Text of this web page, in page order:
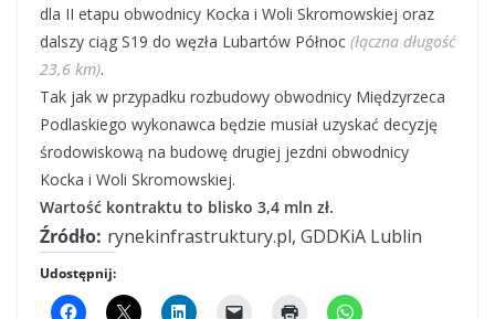
dla II etapu obwodnicy Kocka i Woli Skromowskiej oraz
dalszy ciąg S19 do węzła Lubartów Północ (łączna długość
23,6 km).
Tak jak w przypadku rozbudowy obwodnicy Międzyrzeca
Podlaskiego wykonawca będzie musiał uzyskać decyzję
środowiskową na budowę drugiej jezdni obwodnicy
Kocka i Woli Skromowskiej.
Wartość kontraktu to blisko 3,4 mln zł.
Źródło: rynekinfrastruktury.pl, GDDKiA Lublin
Udostępnij: